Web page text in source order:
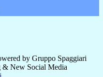
by Gruppo Spaggiari
& New Social Media